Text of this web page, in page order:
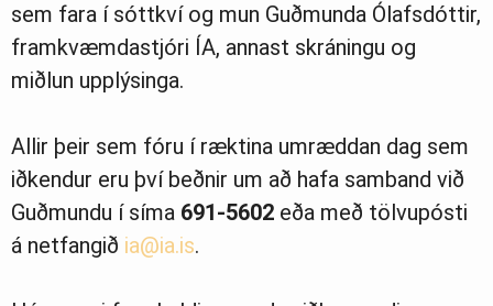
sem fara í sóttkví og mun Guðmunda Ólafsdóttir,
framkvæmdastjóri ÍA, annast skráningu og
miðlun upplýsinga.
Allir þeir sem fóru í ræktina umræddan dag sem
iðkendur eru því beðnir um að hafa samband við
Guðmundu í síma 691-5602 eða með tölvupósti
á netfangið ia@ia.is.